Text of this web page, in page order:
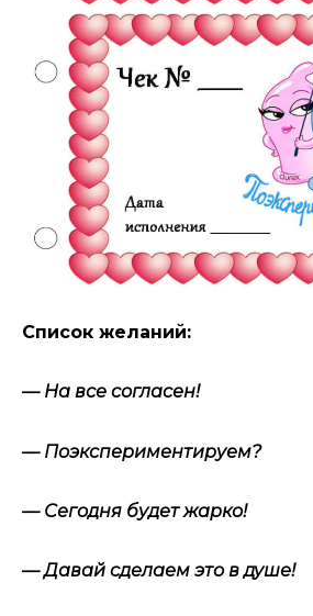
Список желаний:
— На все согласен!
— Поэкспериментируем?
— Сегодня будет жарко!
— Давай сделаем это в душе!